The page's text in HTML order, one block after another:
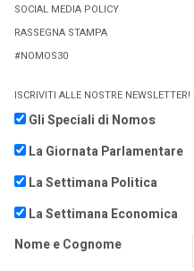
SOCIAL MEDIA POLICY
RASSEGNA STAMPA
#NOMOS30
ISCRIVITI ALLE NOSTRE
Gli Speciali di Nomos
La Giornata Parlamentare
La Settimana Politica
La Settimana Economica
Nome e Cognome